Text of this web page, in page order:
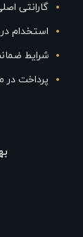
گارانتی
استخدام
شرایط
پرداخت در